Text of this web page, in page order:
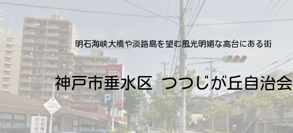
明石海峡大橋や淡路島を望む風光明媚な高台にある街
神戸市垂水区 つつじが丘自治会